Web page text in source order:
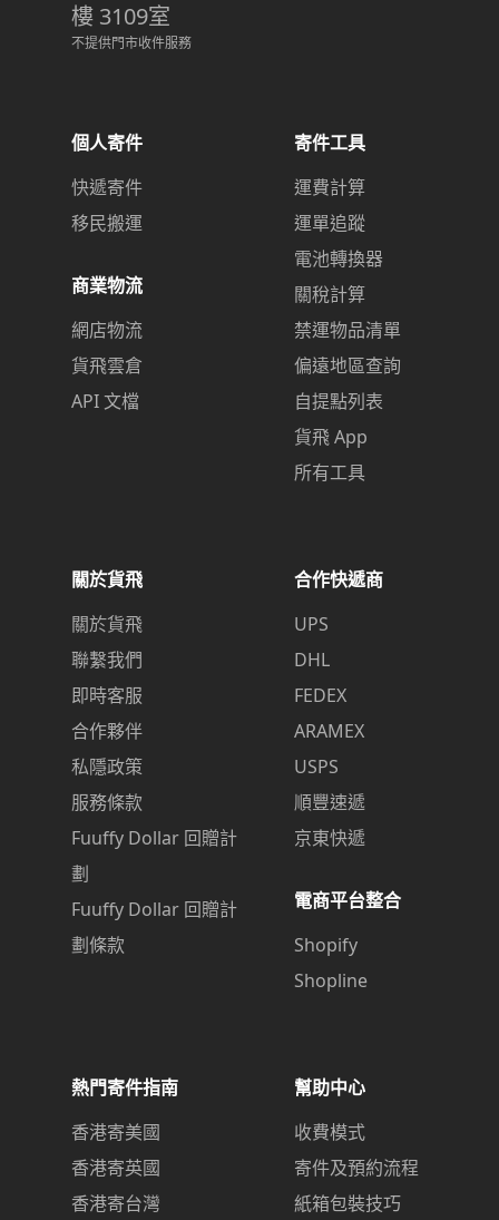
樓 3109室
不提供門市收件服務
個人寄件
快遞寄件
移民搬運
商業物流
網店物流
貨飛雲倉
API 文檔
寄件工具
運費計算
運單追蹤
電池轉換器
關稅計算
禁運物品清單
偏遠地區查詢
自提點列表
貨飛 App
所有工具
關於貨飛
關於貨飛
聯繫我們
即時客服
合作夥伴
私隱政策
服務條款
Fuuffy Dollar 回贈計
劃
Fuuffy Dollar 回贈計
劃條款
合作快遞商
UPS
DHL
FEDEX
ARAMEX
USPS
順豐速遞
京東快遞
電商平台整合
Shopify
Shopline
熱門寄件指南
香港寄美國
香港寄英國
香港寄台灣
幫助中心
收費模式
寄件及預約流程
紙箱包裝技巧